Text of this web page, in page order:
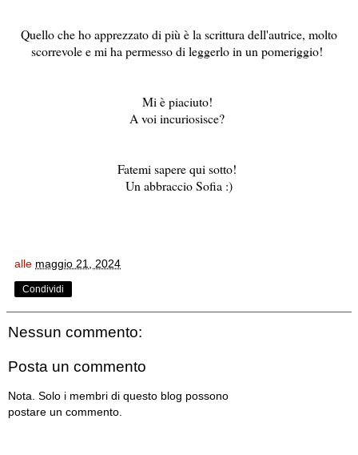
Quello che ho apprezzato di più è la scrittura dell'autrice, molto
scorrevole e mi ha permesso di leggerlo in un pomeriggio!
Mi è piaciuto!
A voi incuriosisce?
Fatemi sapere qui sotto!
Un abbraccio Sofia :)
alle maggio 21, 2024
Condividi
Nessun commento:
Posta un commento
Nota. Solo i membri di questo blog possono
postare un commento.